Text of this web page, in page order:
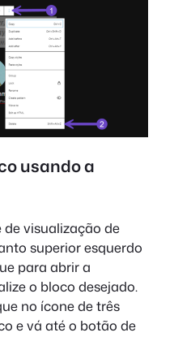
usando a
visualização de
superior esquerdo
para abrir a
o bloco desejado.
no ícone de três
e vá até o botão de